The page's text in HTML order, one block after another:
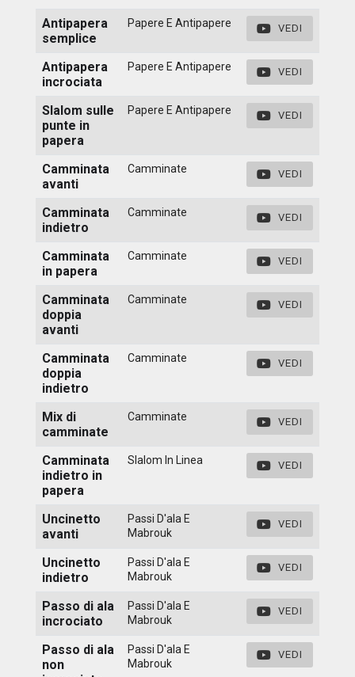
Antipapera
semplice
Papere E Antipapere VEDI
Antipapera
incrociata
Papere E Antipapere VEDI
Slalom sulle
punte in
papera
Papere E Antipapere VEDI
Camminata
avanti
Camminate VEDI
Camminata
indietro
Camminate VEDI
Camminata
in papera
Camminate VEDI
Camminata
doppia
avanti
Camminate VEDI
Camminata
doppia
indietro
Camminate VEDI
Mix di
camminate
Camminate VEDI
Camminata
indietro in
papera
Slalom In Linea VEDI
Uncinetto
avanti
Passi D'ala E
Mabrouk
VEDI
Uncinetto
indietro
Passi D'ala E
Mabrouk
VEDI
Passo di ala
incrociato
Passi D'ala E
Mabrouk
VEDI
Passo di ala
non
Passi D'ala E
Mabrouk
VEDI